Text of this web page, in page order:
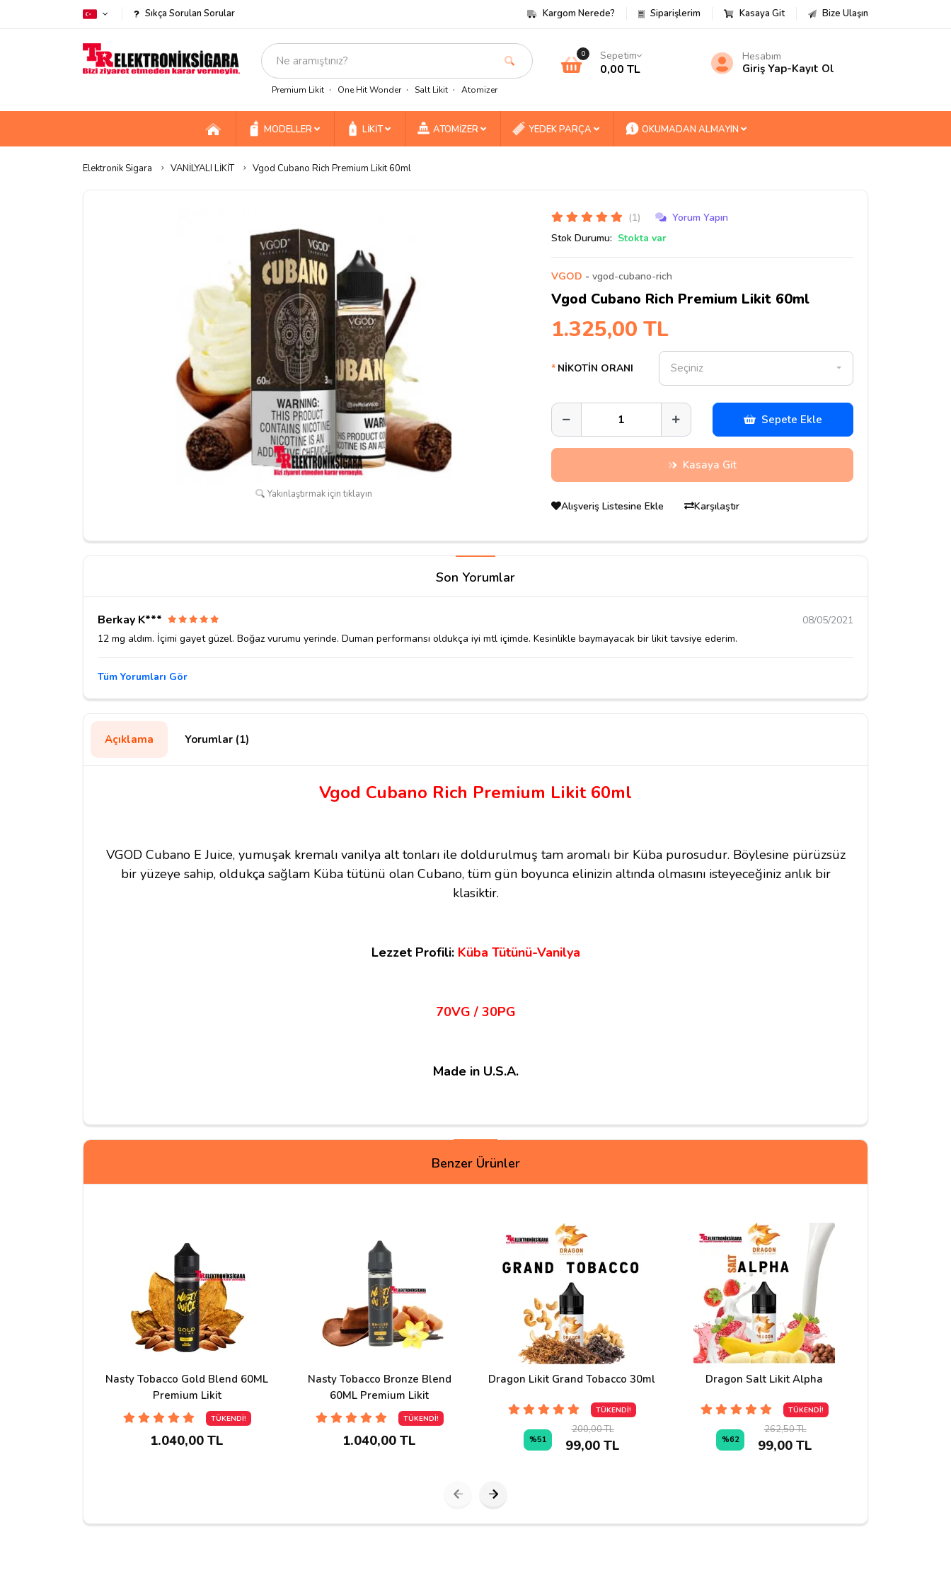
Sıkça Sorulan Sorular Kargom Nerede? Siparişlerim Kasaya Git Bize Ulaşın
Premium Likit One Hit Wonder Salt Likit Atomizer
0 Sepetim
0,00 TL
Hesabım
Giriş Yap-Kayıt Ol
MODELLER LİKİT ATOMİZER YEDEK PARÇA OKUMADAN ALMAYIN
Elektronik Sigara VANİLYALI LİKİT Vgod Cubano Rich Premium Likit 60ml
Yakınlaştırmak için tıklayın
(1)
Yorum Yapın
Stok Durumu: Stokta var
VGOD - vgod-cubano-rich
Vgod Cubano Rich Premium Likit 60ml
1.325,00 TL
NİKOTİN ORANI Seçiniz
Sepete Ekle
Kasaya Git
Alışveriş Listesine Ekle Karşılaştır
Son Yorumlar
Berkay K***
08/05/2021
12 mg aldım. İçimi gayet güzel. Boğaz vurumu yerinde. Duman performansı oldukça iyi mtl içimde. Kesinlikle baymayacak bir likit tavsiye ederim.
Tüm Yorumları Gör
Açıklama Yorumlar (1)
Vgod Cubano Rich Premium Likit 60ml
VGOD Cubano E Juice, yumuşak kremalı vanilya alt tonları ile doldurulmuş tam aromalı bir Küba purosudur. Böylesine pürüzsüz
bir yüzeye sahip, oldukça sağlam Küba tütünü olan Cubano, tüm gün boyunca elinizin altında olmasını isteyeceğiniz anlık bir
klasiktir.
Lezzet Profili: Küba Tütünü-Vanilya
70VG / 30PG
Made in U.S.A.
12 mg aldım. İçimi gayet güzel. Boğaz vurumu yerinde. Duman performansı oldukça iyi mtl içimde. Kesinlikle baymayacak bir likit tavsiye ederim.
Yorum Yapın
Yorumunuz*
Benzer Ürünler
Nasty Tobacco Gold Blend 60ML
Premium Likit
TÜKENDİ!
1.040,00 TL
Nasty Tobacco Bronze Blend
60ML Premium Likit
TÜKENDİ!
1.040,00 TL
Dragon Likit Grand Tobacco 30ml
TÜKENDİ!
%51
200,00 TL
99,00 TL
Dragon Salt Likit Alpha
TÜKENDİ!
%62
262,50 TL
99,00 TL